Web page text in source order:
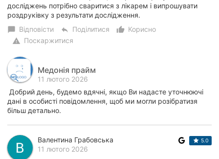
досліджень потрібно сваритися з лікарем і випрошувати
роздруківку з результати дослідження.
chat_bubble Відповісти reply Поділитися thumb_up_alt
Корисно
warning Поскаржитися
Медонія прайм
11 лютого 2026
Добрий день, будемо вдячні, якщо Ви надасте уточнюючі
дані в особисті повідомлення, щоб ми могли розібратизя
більш детально.
Валентина Грабовська
11 лютого 2026
5.0